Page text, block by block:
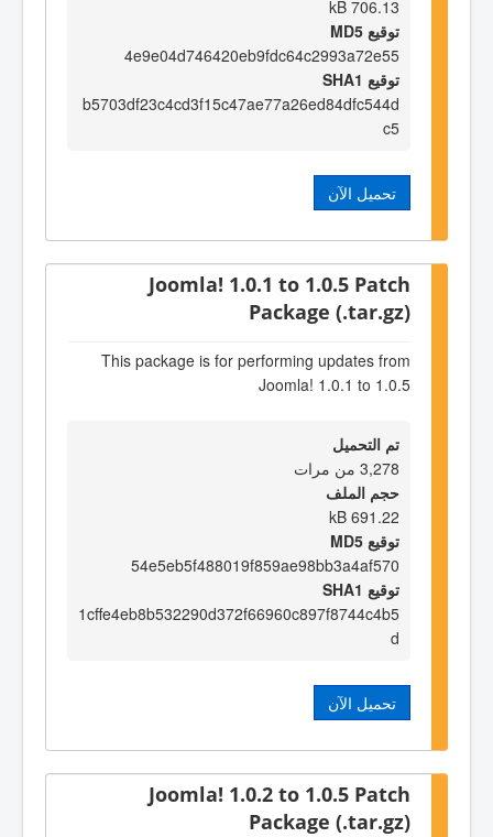
706.13 kB
توقيع MD5
4e9e04d746420eb9fdc64c2993a72e55
توقيع SHA1
b5703df23c4cd3f15c47ae77a26ed84dfc544d
c5
تحميل الآن
Joomla! 1.0.1 to 1.0.5 Patch
Package (.tar.gz)
This package is for performing updates from
Joomla! 1.0.1 to 1.0.5
تم التحميل
3,278 من مرات
حجم الملف
691.22 kB
توقيع MD5
54e5eb5f488019f859ae98bb3a4af570
توقيع SHA1
1cffe4eb8b532290d372f66960c897f8744c4b5
d
تحميل الآن
Joomla! 1.0.2 to 1.0.5 Patch
Package (.tar.gz)